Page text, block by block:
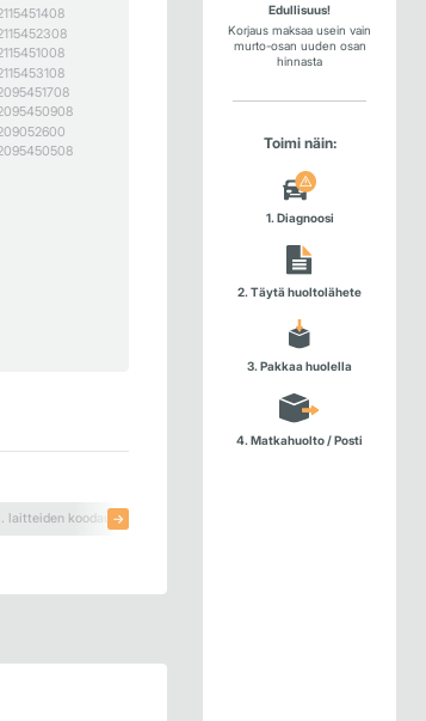
laitteiden koodaus
Edullisuus!
Korjaus maksaa usein vain
murto-osan uuden osan
hinnasta
Toimi näin:
1. Diagnoosi
2. Täytä huoltolähete
3. Pakkaa huolella
4. Matkahuolto / Posti